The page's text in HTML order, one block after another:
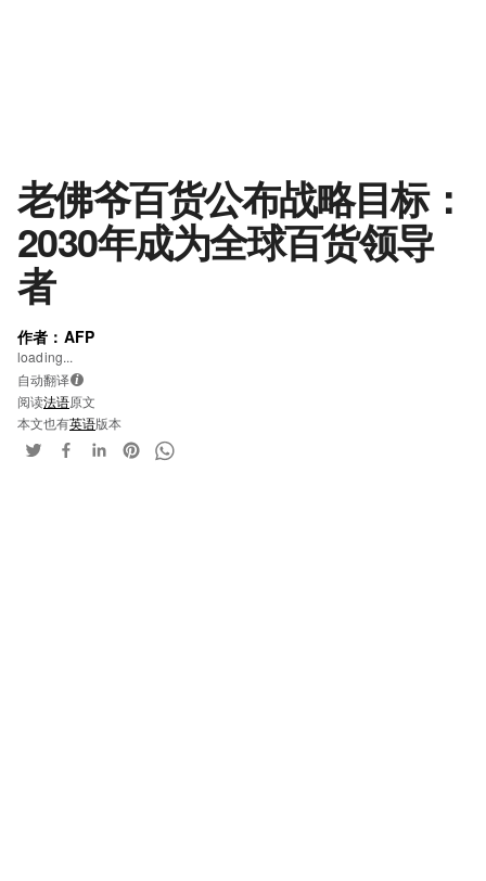
老佛爷百货公布战略目标：
2030年成为全球百货领导
者
作者：AFP
loading...
自动翻译 i
阅读法语原文
本文也有英语版本